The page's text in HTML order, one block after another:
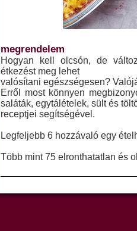
megrendelem
Hogyan kell olcsón, de
étkezést meg lehet
valósítani egészségesen?
Erről most könnyen
saláták, egytálételek, sült és
receptjei segítségével.
Legfeljebb 6 hozzávaló egy
Több mint 75 elronthatatlan és